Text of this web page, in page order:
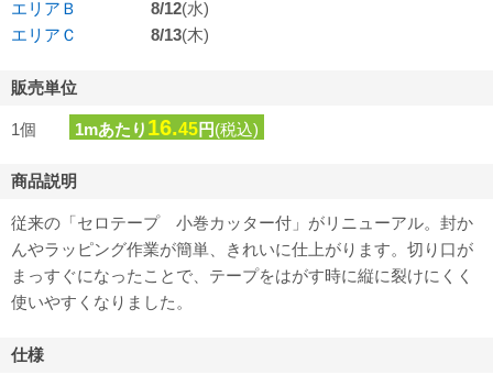
エリアＢ
8/12(水)
エリアＣ
8/13(木)
販売単位
1個 1mあたり 16.45円(税込)
商品説明
従来の「セロテープ 小巻カッター付」がリニューアル。封か
んやラッピング作業が簡単、きれいに仕上がります。切り口が
まっすぐになったことで、テープをはがす時に縦に裂けにくく
使いやすくなりました。
仕様